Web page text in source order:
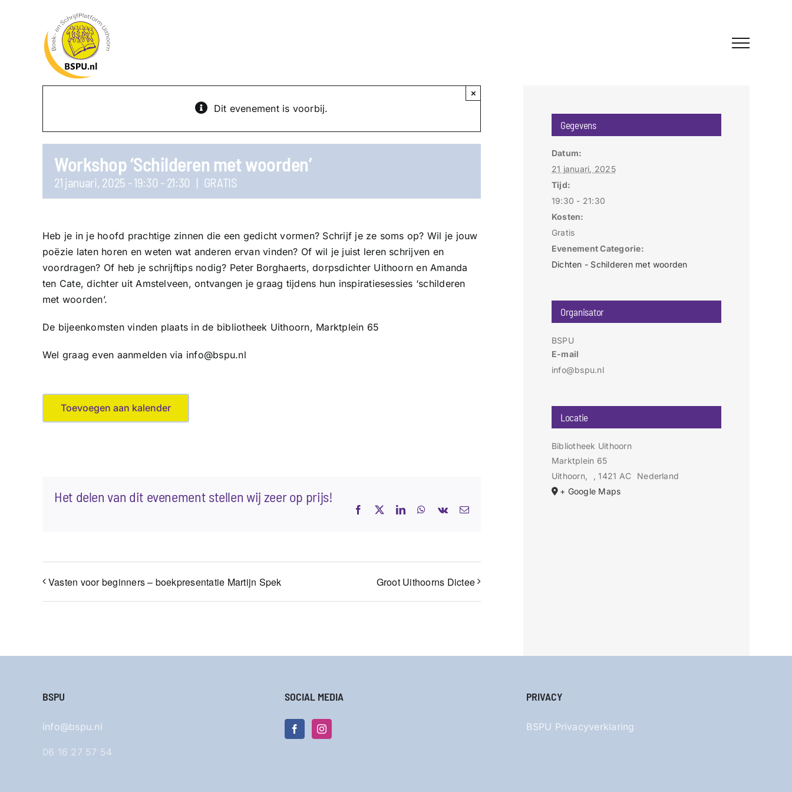
Dit evenement is voorbij.
×
Workshop ‘Schilderen met woorden’
21 januari, 2025 - 19:30 - 21:30 | GRATIS
Heb je in je hoofd prachtige zinnen die een gedicht vormen? Schrijf je ze soms op? Wil je jouw
poëzie laten horen en weten wat anderen ervan vinden? Of wil je juist leren schrijven en
voordragen? Of heb je schrijftips nodig? Peter Borghaerts, dorpsdichter Uithoorn en Amanda
ten Cate, dichter uit Amstelveen, ontvangen je graag tijdens hun inspiratiesessies ‘schilderen
met woorden’.
De bijeenkomsten vinden plaats in de bibliotheek Uithoorn, Marktplein 65
Wel graag even aanmelden via info@bspu.nl
Toevoegen aan kalender
Het delen van dit evenement stellen wij zeer op prijs!
Facebook LinkedInWhatsApp
Vk
E-
Vasten voor beginners – boekpresentatie Martijn Spek Groot Uithoorns Dictee
Gegevens
Datum:
21 januari, 2025
Tijd:
19:30 - 21:30
Kosten:
Gratis
Evenement Categorie:
Dichten - Schilderen met woorden
Organisator
BSPU
E-mail
info@bspu.nl
Locatie
Bibliotheek Uithoorn
Marktplein 65
Uithoorn, , 1421 AC
Nederland
+ Google Maps
BSPU
info@bspu.nl
06 16 27 57 54
SOCIAL MEDIA PRIVACY
BSPU Privacyverklaring